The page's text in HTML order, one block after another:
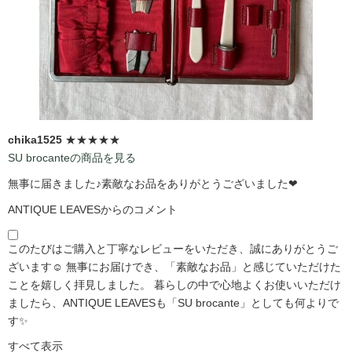
chika1525 ★★★★★
SU brocanteの商品を見る
無事に届きました♪素敵なお品をありがとうございました❤
ANTIQUE LEAVESからのコメント
このたびはご購入と丁寧なレビューをいただき、誠にありがとうご
ざいます☺️ 無事にお届けでき、「素敵なお品」と感じていただけた
ことを嬉しく拝見しました。 暮らしの中で心地よくお使いいただけ
ましたら、ANTIQUE LEAVESも「SU brocante」としても何よりで
す✨
すべて表示